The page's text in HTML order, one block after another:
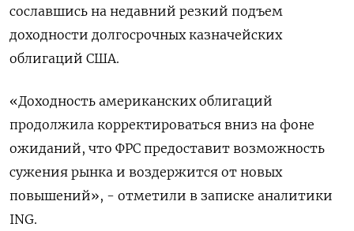
сославшись на недавний резкий подъем
доходности долгосрочных казначейских
облигаций США.
«Доходность американских облигаций
продолжила корректироваться вниз на фоне
ожиданий, что ФРС предоставит возможность
сужения рынка и воздержится от новых
повышений», - отметили в записке аналитики
ING.